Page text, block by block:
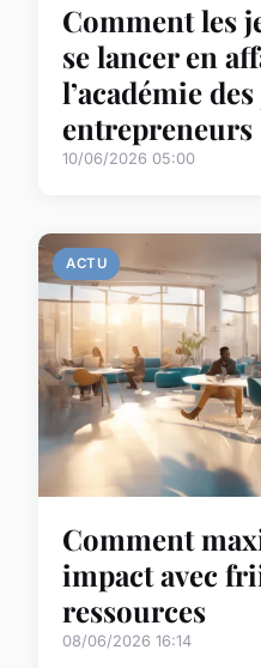
Comment les
se lancer en
l’académie
entrepreneurs
10/06/2026 05:00
ACTU
Comment
impact avec
ressources
08/06/2026 16:14